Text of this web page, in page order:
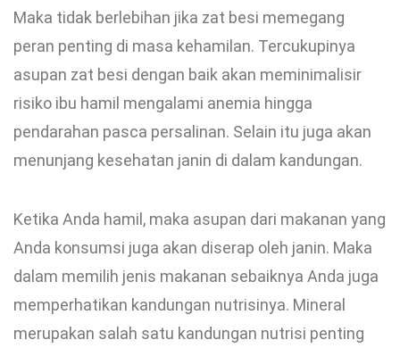
Maka tidak berlebihan jika zat besi memegang
peran penting di masa kehamilan. Tercukupinya
asupan zat besi dengan baik akan meminimalisir
risiko ibu hamil mengalami anemia hingga
pendarahan pasca persalinan. Selain itu juga akan
menunjang kesehatan janin di dalam kandungan.
Ketika Anda hamil, maka asupan dari makanan yang
Anda konsumsi juga akan diserap oleh janin. Maka
dalam memilih jenis makanan sebaiknya Anda juga
memperhatikan kandungan nutrisinya. Mineral
merupakan salah satu kandungan nutrisi penting